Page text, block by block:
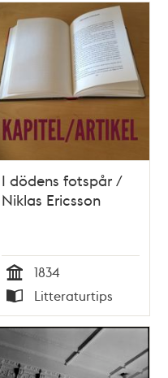
I dödens fotspår /
Niklas Ericsson
Tid
1834
Typ
Litteraturtips